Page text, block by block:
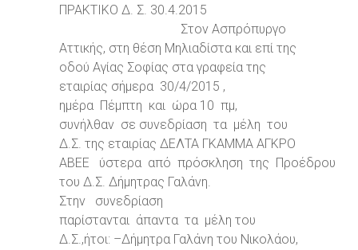
ΠΡΑΚΤΙΚΟ Δ. Σ. 30.4.2015
Στον Ασπρόπυργο
Αττικής, στη θέση Μηλιαδίστα και επί της
οδού Αγίας Σοφίας στα γραφεία της
εταιρίας σήμερα 30/4/2015 ,
ημέρα Πέμπτη και ώρα 10 πμ,
συνήλθαν σε συνεδρίαση τα μέλη του
Δ.Σ. της εταιρίας ΔΕΛΤΑ ΓΚΑΜΜΑ ΑΓΚΡΟ
ΑΒΕΕ ύστερα από πρόσκληση της Προέδρου
του Δ.Σ. Δήμητρας Γαλάνη.
Στην συνεδρίαση
παρίστανται άπαντα τα μέλη του
Δ.Σ.,ήτοι: –Δήμητρα Γαλάνη του Νικολάου,